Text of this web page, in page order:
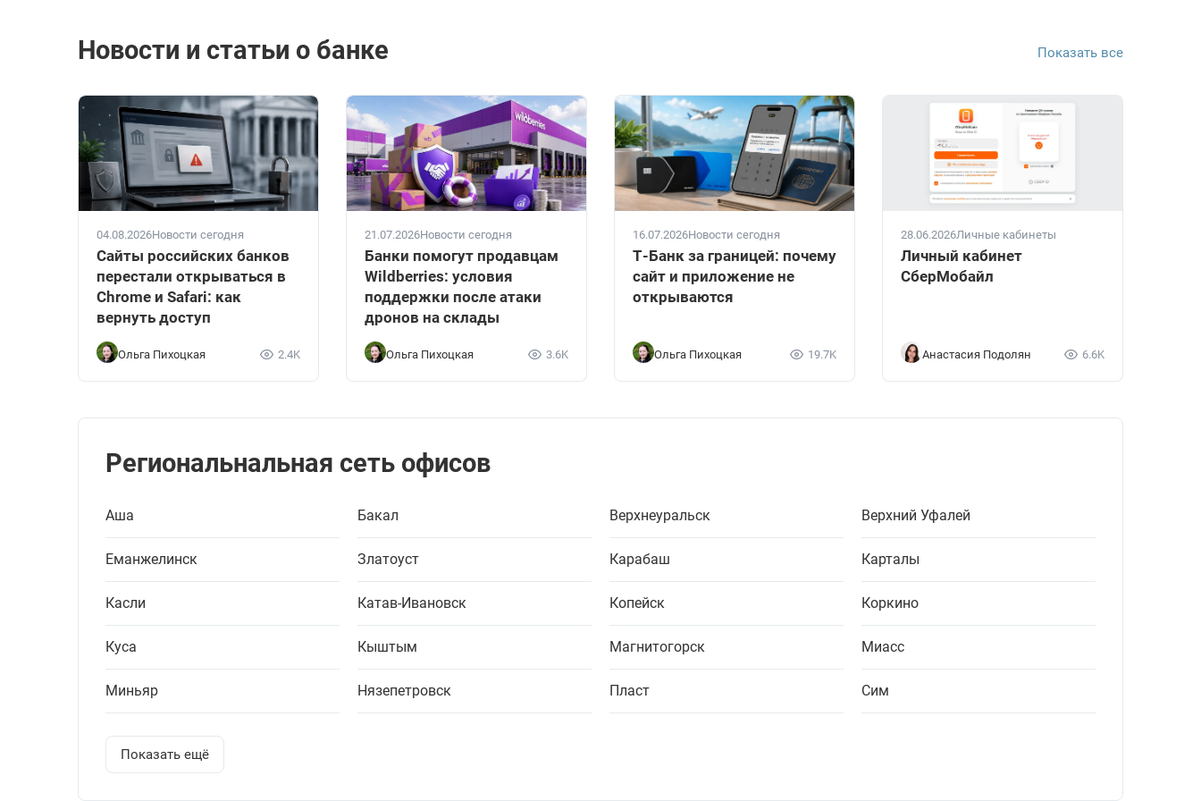
Новости и статьи о банке Показать все
04.08.2026Новости сегодня
Сайты российских банков
перестали открываться в
Chrome и Safari: как
вернуть доступ
Ольга Пихоцкая 2.4K
21.07.2026Новости сегодня
Банки помогут продавцам
Wildberries: условия
поддержки после атаки
дронов на склады
Ольга Пихоцкая 3.6K
16.07.2026Новости сегодня
Т-Банк за границей: почему
сайт и приложение не
открываются
Ольга Пихоцкая 19.7K
28.06.2026Личные кабинеты
Личный кабинет
СберМобайл
Анастасия Подолян 6.6K
Региональнальная сеть офисов
Аша Бакал Верхнеуральск Верхний Уфалей
Еманжелинск Златоуст Карабаш Карталы
Касли Катав-Ивановск Копейск Коркино
Куса Кыштым Магнитогорск Миасс
Миньяр Нязепетровск Пласт Сим
Показать ещё